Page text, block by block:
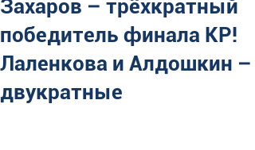
Захаров – трёхкратный
победитель финала КР!
Лаленкова и Алдошкин –
двукратные